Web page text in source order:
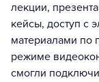
лекции,
кейсы, доступ с
материалами по
режиме
смогли